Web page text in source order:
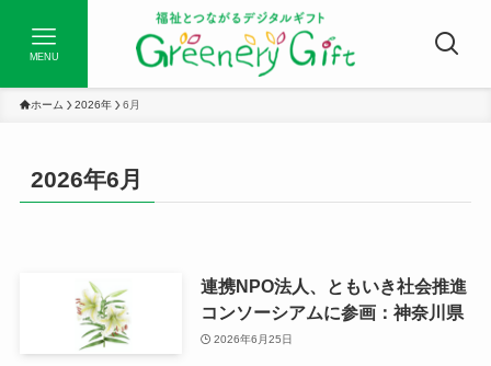
MENU
ホーム 2026年 6月
2026年6月
連携NPO法人、ともいき社会推進
コンソーシアムに参画：神奈川県
2026年6月25日